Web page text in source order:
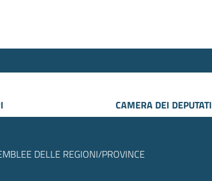
CAMERA DEI DEPUTATI
DELLE REGIONI/PROVINCE